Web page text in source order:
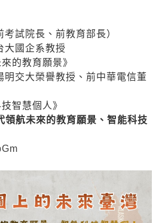
考試院長、前教育部長）
大國企系教授
的教育願景》
明交大榮譽教授、前中華電信董
智慧個人》
領航未來的教育願景、智能科技